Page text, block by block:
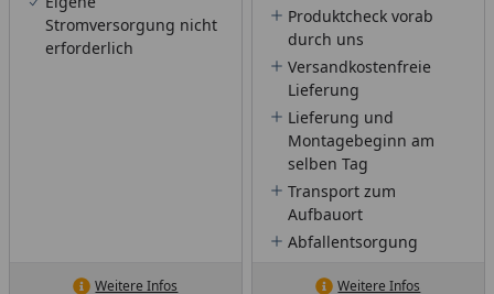
Stromversorgung nicht
erforderlich
Weitere Infos
Produktcheck vorab
durch uns
Versandkostenfreie
Lieferung
Lieferung und
Montagebeginn am
selben Tag
Transport zum
Aufbauort
Abfallentsorgung
Weitere Infos